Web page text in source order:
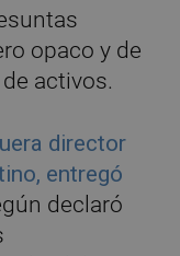
opaco y de
activos.
director
entregó
declaró